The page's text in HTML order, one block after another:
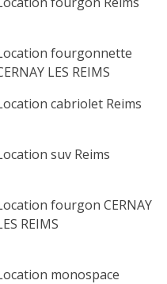
fourgonnette
LES REIMS
cabriolet Reims
suv Reims
fourgon CERNAY
REIMS
monospace